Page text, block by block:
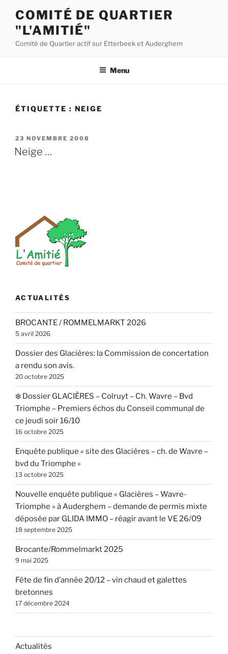
contenu
principal
COMITÉ DE QUARTIER
"L'AMITIÉ"
Comité de Quartier actif sur Etterbeek et Auderghem
Menu
ÉTIQUETTE : NEIGE
PUBLIÉ
LE
23 NOVEMBRE 2008
Neige …
ACTUALITÉS
BROCANTE / ROMMELMARKT 2026
5 avril 2026
Dossier des Glacières: la Commission de concertation
a rendu son avis.
20 octobre 2025
❄️ Dossier GLACIÈRES – Colruyt – Ch. Wavre – Bvd
Triomphe – Premiers échos du Conseil communal de
ce jeudi soir 16/10
16 octobre 2025
Enquête publique « site des Glacières – ch. de Wavre –
bvd du Triomphe »
13 octobre 2025
Nouvelle enquête publique « Glacières – Wavre-
Triomphe » à Auderghem – demande de permis mixte
déposée par GLIDA IMMO – réagir avant le VE 26/09
18 septembre 2025
Brocante/Rommelmarkt 2025
9 mai 2025
Fête de fin d’année 20/12 – vin chaud et galettes
bretonnes
17 décembre 2024
Actualités